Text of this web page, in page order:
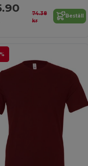
74.38
kr
Beställ